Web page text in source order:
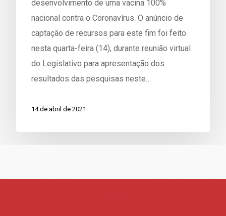
desenvolvimento de uma vacina 100%
nacional contra o Coronavírus. O anúncio de
captação de recursos para este fim foi feito
nesta quarta-feira (14), durante reunião virtual
do Legislativo para apresentação dos
resultados das pesquisas neste…
14 de abril de 2021